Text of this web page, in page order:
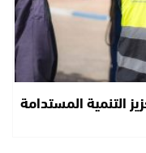
التنمية المستدامة